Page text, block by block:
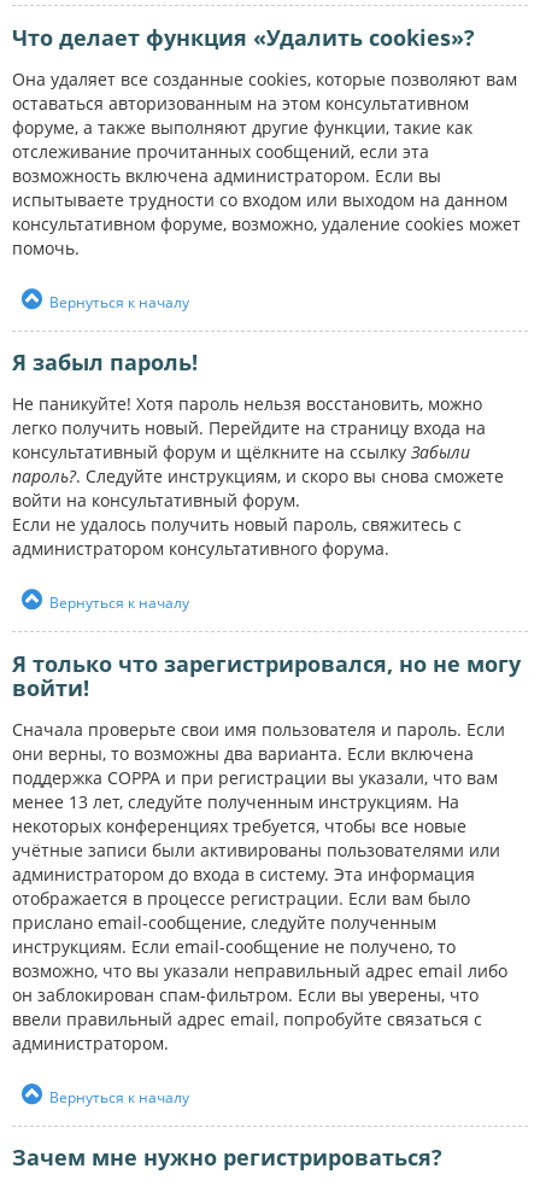
Что делает функция «Удалить cookies»?
Она удаляет все созданные cookies, которые позволяют вам
оставаться авторизованным на этом консультативном
форуме, а также выполняют другие функции, такие как
отслеживание прочитанных сообщений, если эта
возможность включена администратором. Если вы
испытываете трудности со входом или выходом на данном
консультативном форуме, возможно, удаление cookies может
помочь.
Вернуться к началу
Я забыл пароль!
Не паникуйте! Хотя пароль нельзя восстановить, можно
легко получить новый. Перейдите на страницу входа на
консультативный форум и щёлкните на ссылку Забыли
пароль?. Следуйте инструкциям, и скоро вы снова сможете
войти на консультативный форум.
Если не удалось получить новый пароль, свяжитесь с
администратором консультативного форума.
Вернуться к началу
Я только что зарегистрировался, но не могу
войти!
Сначала проверьте свои имя пользователя и пароль. Если
они верны, то возможны два варианта. Если включена
поддержка COPPA и при регистрации вы указали, что вам
менее 13 лет, следуйте полученным инструкциям. На
некоторых конференциях требуется, чтобы все новые
учётные записи были активированы пользователями или
администратором до входа в систему. Эта информация
отображается в процессе регистрации. Если вам было
прислано email-сообщение, следуйте полученным
инструкциям. Если email-сообщение не получено, то
возможно, что вы указали неправильный адрес email либо
он заблокирован спам-фильтром. Если вы уверены, что
ввели правильный адрес email, попробуйте связаться с
администратором.
Вернуться к началу
Зачем мне нужно регистрироваться?